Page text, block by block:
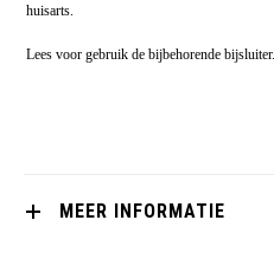
huisarts.
Lees voor gebruik de bijbehorende bijsluiter.
MEER INFORMATIE